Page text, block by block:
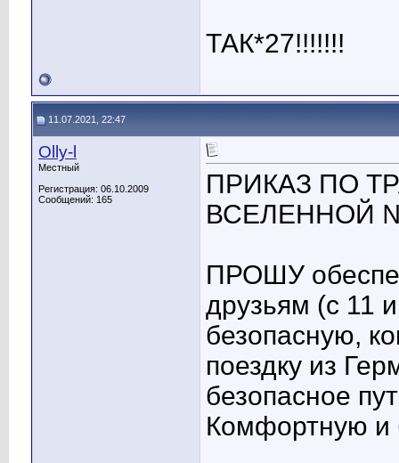
ТАК*27!!!!!!!
11.07.2021, 22:47
Olly-l
Местный
Регистрация: 06.10.2009
Сообщений: 165
ПРИКАЗ ПО
ВСЕЛЕННОЙ
ПРОШУ
друзьям (с 11
безопасную,
поездку из
безопасное
Комфортную и